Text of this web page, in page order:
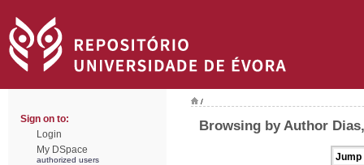
Sign on to:
Login
My DSpace
authorized users
/
Browsing by Author
Jump